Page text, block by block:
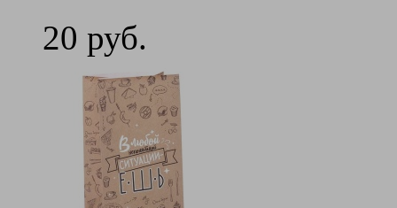
20 руб.